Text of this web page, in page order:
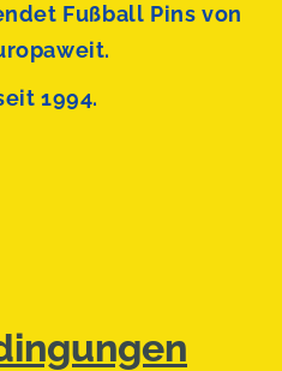
Fußball Pins von
1994.